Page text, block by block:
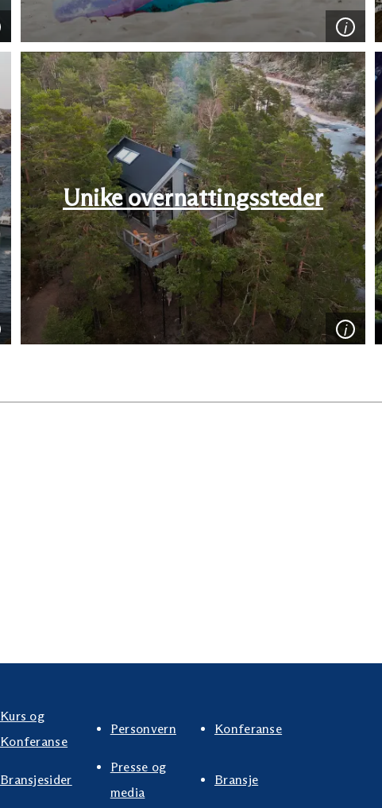
Unike overnattingssteder
Kurs og
Konferanse
Bransjesider
Personvern
Presse og
media
Konferanse
Bransje